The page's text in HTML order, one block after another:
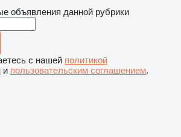
объявления данной рубрики
с нашей политикой
и пользовательским соглашением.